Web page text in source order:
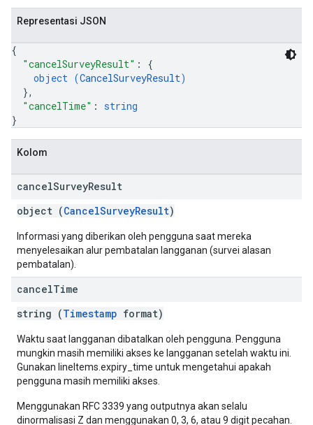
Representasi JSON
{
"cancelSurveyResult" : {
object (CancelSurveyResult)
},
"cancelTime" : string
}
Kolom
cancelSurveyResult
object (CancelSurveyResult)
Informasi yang diberikan oleh pengguna saat mereka
menyelesaikan alur pembatalan langganan (survei alasan
pembatalan).
cancelTime
string (Timestamp format)
Waktu saat langganan dibatalkan oleh pengguna. Pengguna
mungkin masih memiliki akses ke langganan setelah waktu ini.
Gunakan lineItems.expiry_time untuk mengetahui apakah
pengguna masih memiliki akses.
Menggunakan RFC 3339 yang outputnya akan selalu
dinormalisasi Z dan menggunakan 0, 3, 6, atau 9 digit pecahan.